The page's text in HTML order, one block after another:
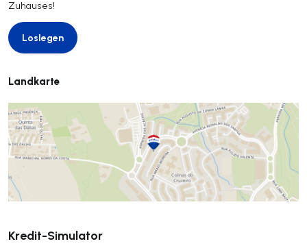
Zuhauses!
Loslegen
Loslegen
Landkarte
Kredit-Simulator
Senden